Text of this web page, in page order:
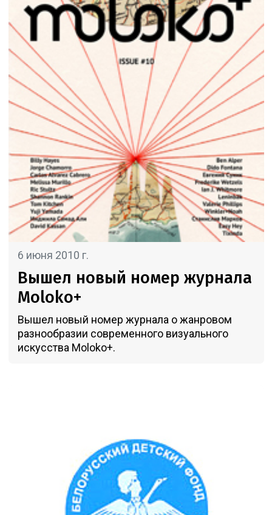
6 июня 2010 г.
Вышел новый номер журнала
Moloko+
Вышел новый номер журнала о жанровом
разнообразии современного визуального
искусства Moloko+.